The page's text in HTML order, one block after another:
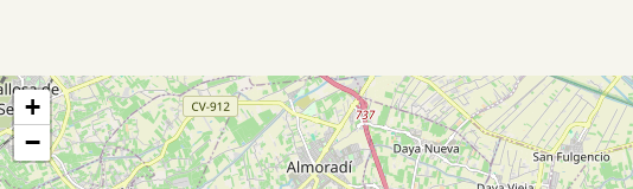
+
−